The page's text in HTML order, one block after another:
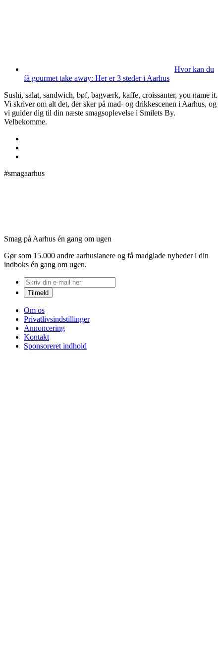
Hvor kan du
få gourmet take away: Her er 3 steder i Aarhus
Sushi, salat, sandwich, bøf, bagværk, kaffe, croissanter, you name it.
Vi skriver om alt det, der sker på mad- og drikkescenen i Aarhus, og
vi guider dig til din næste smagsoplevelse i Smilets By.
Velbekomme.
#smagaarhus
Smag på Aarhus én gang om ugen
Gør som 15.000 andre aarhusianere og få madglade nyheder i din
indboks én gang om ugen.
Om os
Privatlivsindstillinger
Annoncering
Kontakt
Sponsoreret indhold